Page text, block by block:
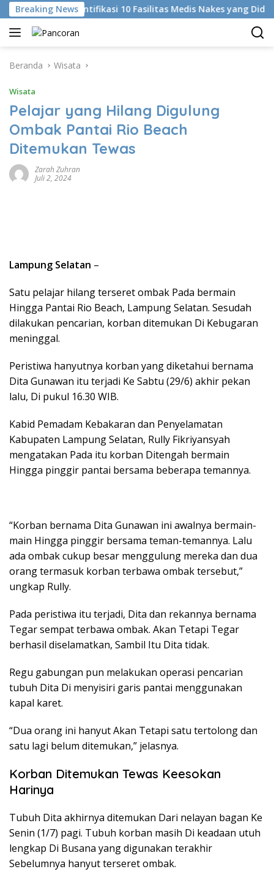
Langsung
ke
konten
Breaking News
KKI Identifikasi 10 Fasilitas Medis Nakes yang Diduga
Beranda Wisata
Wisata
Pelajar yang Hilang Digulung
Ombak Pantai Rio Beach
Ditemukan Tewas
Zarah Zuhran
Juli 2, 2024
Lampung Selatan –
Satu pelajar hilang terseret ombak Pada bermain
Hingga Pantai Rio Beach, Lampung Selatan. Sesudah
dilakukan pencarian, korban ditemukan Di Kebugaran
meninggal.
Peristiwa hanyutnya korban yang diketahui bernama
Dita Gunawan itu terjadi Ke Sabtu (29/6) akhir pekan
lalu, Di pukul 16.30 WIB.
Kabid Pemadam Kebakaran dan Penyelamatan
Kabupaten Lampung Selatan, Rully Fikriyansyah
mengatakan Pada itu korban Ditengah bermain
Hingga pinggir pantai bersama beberapa temannya.
“Korban bernama Dita Gunawan ini awalnya bermain-
main Hingga pinggir bersama teman-temannya. Lalu
ada ombak cukup besar menggulung mereka dan dua
orang termasuk korban terbawa ombak tersebut,”
ungkap Rully.
Pada peristiwa itu terjadi, Dita dan rekannya bernama
Tegar sempat terbawa ombak. Akan Tetapi Tegar
berhasil diselamatkan, Sambil Itu Dita tidak.
Regu gabungan pun melakukan operasi pencarian
tubuh Dita Di menyisiri garis pantai menggunakan
kapal karet.
“Dua orang ini hanyut Akan Tetapi satu tertolong dan
satu lagi belum ditemukan,” jelasnya.
Korban Ditemukan Tewas Keesokan
Harinya
Tubuh Dita akhirnya ditemukan Dari nelayan bagan Ke
Senin (1/7) pagi. Tubuh korban masih Di keadaan utuh
lengkap Di Busana yang digunakan terakhir
Sebelumnya hanyut terseret ombak.